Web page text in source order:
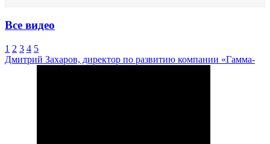
Все видео
1 2 3 4 5
Дмитрий Захаров, директор по развитию компании «Гамма-